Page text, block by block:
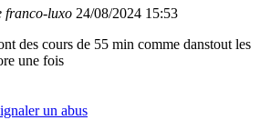
franco-luxo 24/08/2024 15:53
des cours de 55 min comme danstout les
une fois
un abus